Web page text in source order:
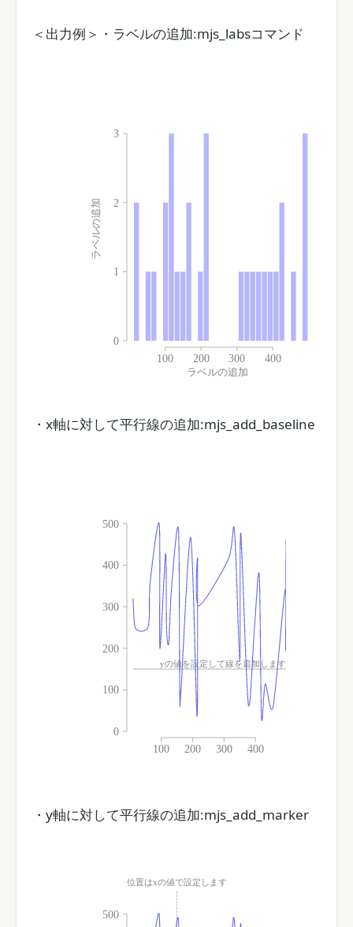
＜出力例＞ ・ラベルの追加:mjs_labsコマンド
・x軸に対して平行線の追加:mjs_add_baseline
・y軸に対して平行線の追加:mjs_add_marker